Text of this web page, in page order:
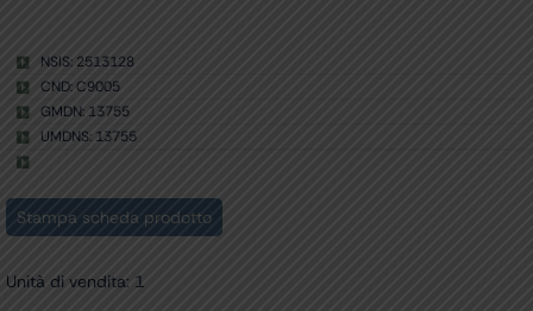
NSIS: 2513128
CND: C9005
GMDN: 13755
UMDNS: 13755
Stampa scheda prodotto
Unità di vendita: 1